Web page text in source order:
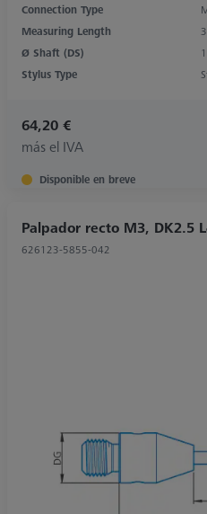
Connection Type
Measuring Length
Ø Shaft (DS)
Stylus Type
64,20 €
más el IVA
Disponible en breve
Palpador recto M3, DK2.5
626123-5855-042